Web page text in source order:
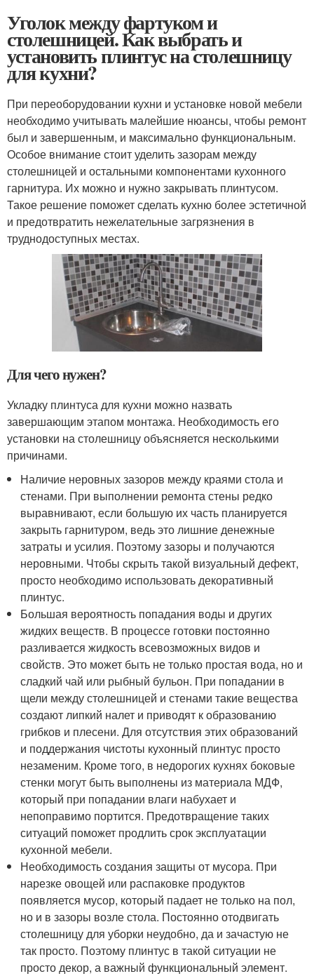
Уголок между фартуком и
столешницей. Как выбрать и
установить плинтус на столешницу
для кухни?
При переоборудовании кухни и установке новой мебели
необходимо учитывать малейшие нюансы, чтобы ремонт
был и завершенным, и максимально функциональным.
Особое внимание стоит уделить зазорам между
столешницей и остальными компонентами кухонного
гарнитура. Их можно и нужно закрывать плинтусом.
Такое решение поможет сделать кухню более эстетичной
и предотвратить нежелательные загрязнения в
труднодоступных местах.
Для чего нужен?
Укладку плинтуса для кухни можно назвать
завершающим этапом монтажа. Необходимость его
установки на столешницу объясняется несколькими
причинами.
Наличие неровных зазоров между краями стола и
стенами. При выполнении ремонта стены редко
выравнивают, если большую их часть планируется
закрыть гарнитуром, ведь это лишние денежные
затраты и усилия. Поэтому зазоры и получаются
неровными. Чтобы скрыть такой визуальный дефект,
просто необходимо использовать декоративный
плинтус.
Большая вероятность попадания воды и других
жидких веществ. В процессе готовки постоянно
разливается жидкость всевозможных видов и
свойств. Это может быть не только простая вода, но и
сладкий чай или рыбный бульон. При попадании в
щели между столешницей и стенами такие вещества
создают липкий налет и приводят к образованию
грибков и плесени. Для отсутствия этих образований
и поддержания чистоты кухонный плинтус просто
незаменим. Кроме того, в недорогих кухнях боковые
стенки могут быть выполнены из материала МДФ,
который при попадании влаги набухает и
непоправимо портится. Предотвращение таких
ситуаций поможет продлить срок эксплуатации
кухонной мебели.
Необходимость создания защиты от мусора. При
нарезке овощей или распаковке продуктов
появляется мусор, который падает не только на пол,
но и в зазоры возле стола. Постоянно отодвигать
столешницу для уборки неудобно, да и зачастую не
так просто. Поэтому плинтус в такой ситуации не
просто декор, а важный функциональный элемент.